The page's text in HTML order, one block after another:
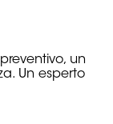
un
Un esperto